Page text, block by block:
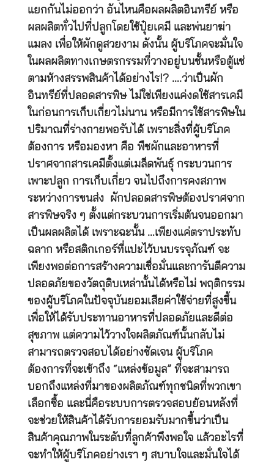
แยกกันไม่ออกว่า อันไหนคือผลผลิตอินทรีย์ หรือ
ผลผลิตทั่วไปที่ปลูกโดยใช้ปุ๋ยเคมี และพ่นยาฆ่า
แมลง เพื่อให้ผักดูสวยงาม ดังนั้น ผู้บริโภคจะมั่นใจ
ในผลผลิตทางเกษตรกรรมที่วางอยู่บนชั้นหรือตู้แช่
ตามห้างสรรพสินค้าได้อย่างไร!? ….ว่าเป็นผัก
อินทรีย์ที่ปลอดสารพิษ ไม่ใช่เพียงแค่งดใช้สารเคมี
ในก่อนการเก็บเกี่ยวไม่นาน หรือมีการใช้สารพิษใน
ปริมาณที่ร่างกายพอรับได้ เพราะสิ่งที่ผู้บริโภค
ต้องการ หรือมองหา คือ พืชผักและอาหารที่
ปราศจากสารเคมีตั้งแต่เมล็ดพันธุ์ กระบวนการ
เพาะปลูก การเก็บเกี่ยว จนไปถึงการคงสภาพ
ระหว่างการขนส่ง ผักปลอดสารพิษต้องปราศจาก
สารพิษจริง ๆ ตั้งแต่กระบวนการเริ่มต้นจนออกมา
เป็นผลผลิตได้ เพราะฉะนั้น …เพียงแค่ตราประทับ
ฉลาก หรือสติกเกอร์ที่แปะไว้บนบรรจุภัณฑ์ จะ
เพียงพอต่อการสร้างความเชื่อมั่นและการันตีความ
ปลอดภัยของวัตถุดิบเหล่านั้นได้หรือไม่ พฤติกรรม
ของผู้บริโภคในปัจจุบันยอมเสียค่าใช้จ่ายที่สูงขึ้น
เพื่อให้ได้รับประทานอาหารที่ปลอดภัยและดีต่อ
สุขภาพ แต่ความไว้วางใจผลิตภัณฑ์นั้นกลับไม่
สามารถตรวจสอบได้อย่างชัดเจน ผู้บริโภค
ต้องการที่จะเข้าถึง “แหล่งข้อมูล” ที่จะสามารถ
บอกถึงแหล่งที่มาของผลิตภัณฑ์ทุกชนิดที่พวกเขา
เลือกซื้อ และนี่คือระบบการตรวจสอบย้อนหลังที่
จะช่วยให้สินค้าได้รับการยอมรับมากขึ้นว่าเป็น
สินค้าคุณภาพในระดับที่ลูกค้าพึงพอใจ แล้วอะไรที่
จะทำให้ผู้บริโภคอย่างเรา ๆ สบาบใจและมั่นใจได้